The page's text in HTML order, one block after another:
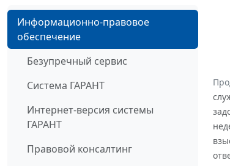
Информационно-правовое
обеспечение
Безупречный сервис
Система ГАРАНТ
Интернет-версия системы
ГАРАНТ
Правовой консалтинг